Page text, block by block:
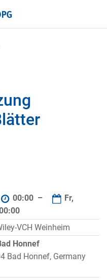
00:00 –
Fr,
VCH Weinheim
Honnef
Bad Honnef, Germany